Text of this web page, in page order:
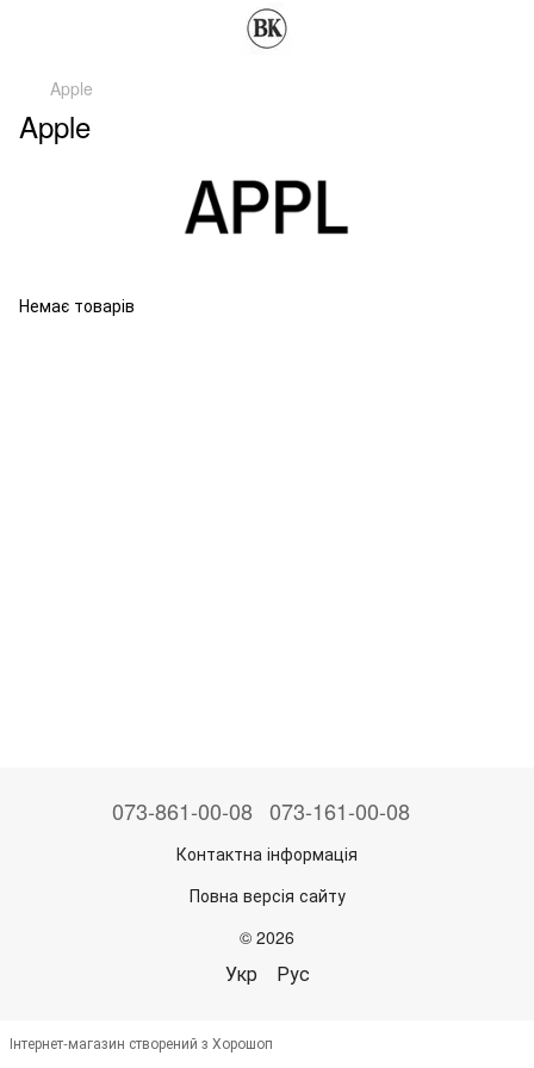
Apple
Apple
Немає товарів
073-861-00-08 073-161-00-08
Контактна інформація
Повна версія сайту
© 2026
Укр Рус
Інтернет-магазин створений з Хорошоп